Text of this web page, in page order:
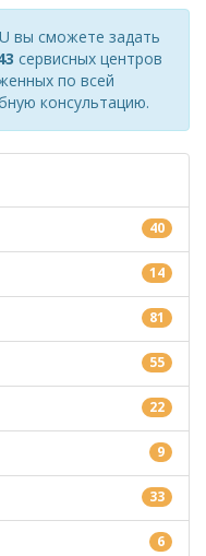
вы сможете задать
сервисных центров
по всей
консультацию.
40
14
81
55
22
9
33
6